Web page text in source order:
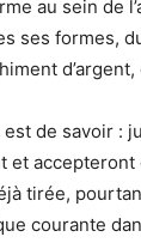
au sein de
ses formes,
de savoir :
et accepteront
tirée,
courante